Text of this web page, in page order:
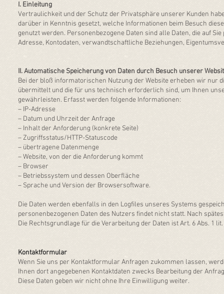
I. Einleitung
​Vertraulichkeit und der Schutz der Privatsphäre unserer Kunden
darüber in Kenntnis gesetzt, welche Informationen beim Besuch
genutzt werden. Personenbezogene Daten sind alle Daten, die auf
Adresse, Kontodaten, verwandtschaftliche Beziehungen,
II. Automatische Speicherung von Daten durch Besuch unserer
​Bei der bloß informatorischen Nutzung der Website erheben wir nur
übermittelt und die für uns technisch erforderlich sind, um Ihnen
gewährleisten. Erfasst werden folgende Informationen:
– IP-Adresse
– Datum und Uhrzeit der Anfrage
– Inhalt der Anforderung (konkrete Seite)
– Zugriffsstatus/HTTP-Statuscode
– übertragene Datenmenge
– Website, von der die Anforderung kommt
– Browser
– Betriebssystem und dessen Oberfläche
– Sprache und Version der Browsersoftware.
Die Daten werden ebenfalls in den Logfiles unseres Systems
personenbezogenen Daten des Nutzers findet nicht statt. Nach
Die Rechtsgrundlage für die Verarbeitung der Daten ist Art. 6 Abs. 1 lit.
Kontaktformular
Wenn Sie uns per Kontaktformular Anfragen zukommen lassen,
Ihnen dort angegebenen Kontaktdaten zwecks Bearbeitung der
Diese Daten geben wir nicht ohne Ihre Einwilligung weiter.